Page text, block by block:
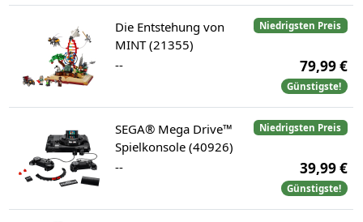
Niedrigsten Preis
Die Entstehung von
MINT (21355)
--
79,99 €
Günstigste!
Niedrigsten Preis
SEGA® Mega Drive™
Spielkonsole (40926)
--
39,99 €
Günstigste!